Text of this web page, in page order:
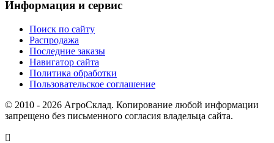
Информация и сервис
Поиск по сайту
Распродажа
Последние заказы
Навигатор сайта
Политика обработки
Пользовательское соглашение
© 2010 - 2026 АгроСклад. Копирование любой информации
запрещено без письменного согласия владельца сайта.